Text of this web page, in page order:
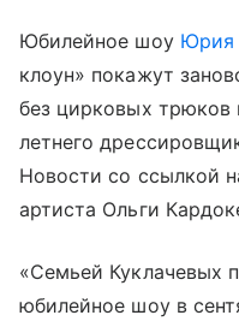
Юбилейное шоу Юрия
клоун» покажут
без цирковых трюков
летнего
Новости со ссылкой
артиста Ольги
«Семьей Куклачевых
юбилейное шоу в